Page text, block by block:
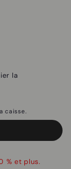
la
caisse.
% et plus.